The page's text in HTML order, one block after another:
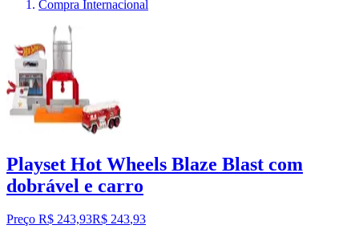
Compra Internacional
Playset Hot Wheels Blaze Blast com
dobrável e carro
Preço R$ 243,93R$ 243,93